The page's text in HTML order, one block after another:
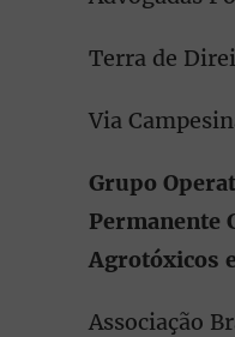
Terra de
Via
Grupo
Permanente
Agrotóxicos
Associação